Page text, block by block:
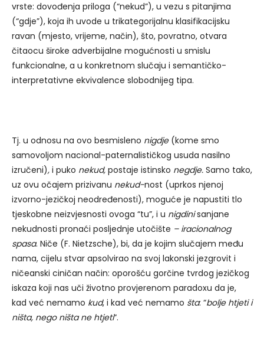
vrste: dovođenja priloga (“nekud”), u vezu s pitanjima
(“gdje”), koja ih uvode u trikategorijalnu klasifikacijsku
ravan (mjesto, vrijeme, način), što, povratno, otvara
čitaocu široke adverbijalne mogućnosti u smislu
funkcionalne, a u konkretnom slučaju i semantičko-
interpretativne ekvivalence slobodnijeg tipa.
Tj. u odnosu na ovo besmisleno nigdje (kome smo
samovoljom nacional-paternalističkog usuda nasilno
izručeni), i puko nekud, postaje istinsko negdje. Samo tako,
uz ovu očajem prizivanu nekud-nost (uprkos njenoj
izvorno-jezičkoj neodređenosti), moguće je napustiti tlo
tjeskobne neizvjesnosti ovoga “tu”, i u nigdinisanjane
nekudnosti pronaći posljednje utočište – iracionalnog
spasa. Niče (F. Nietzsche), bi, da je kojim slučajem među
nama, cijelu stvar apsolvirao na svoj lakonski jezgrovit i
ničeanski ciničan način: oporošću gorčine tvrdog jezičkog
iskaza koji nas uči životno provjerenom paradoxu da je,
kad već nemamo kud, i kad već nemamo šta: “bolje htjeti i
ništa, nego ništa ne htjeti“.